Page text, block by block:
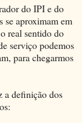
do IPI e do
se aproximam em
real sentido do
serviço podemos
para chegarmos
a definição dos